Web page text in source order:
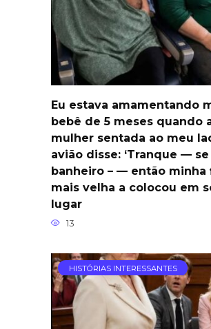
Eu estava amamentando
bebê de 5 meses quando
mulher sentada ao meu
avião disse: ‘Tranque —
banheiro – — então minha
mais velha a colocou em
lugar
13
HISTÓRIAS INTERESSANTES